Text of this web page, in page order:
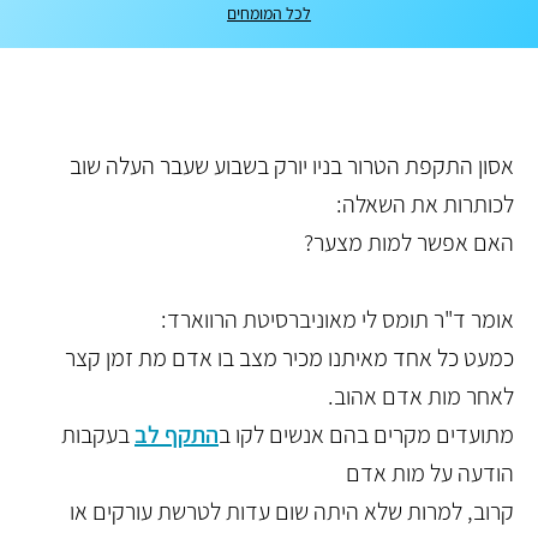
לכל המומחים
אסון התקפת הטרור בניו יורק בשבוע שעבר העלה שוב
לכותרות את השאלה:
האם אפשר למות מצער?
אומר ד"ר תומס לי מאוניברסיטת הרווארד:
כמעט כל אחד מאיתנו מכיר מצב בו אדם מת זמן קצר
לאחר מות אדם אהוב.
מתועדים מקרים בהם אנשים לקו בהתקף לבבעקבות
הודעה על מות אדם
קרוב, למרות שלא היתה שום עדות לטרשת עורקים או